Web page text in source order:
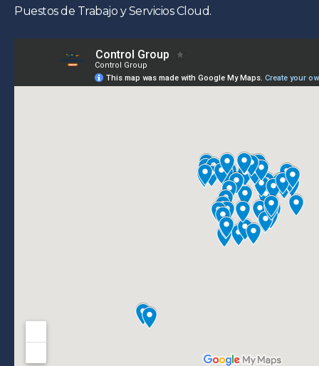
Puestos de Trabajo y Servicios Cloud.